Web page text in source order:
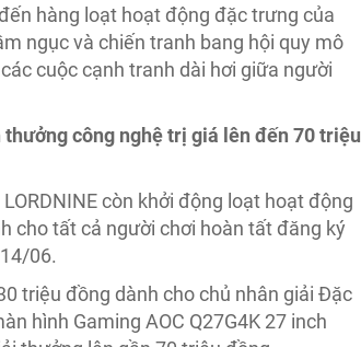
hàng loạt hoạt động đặc trưng của
ngục và chiến tranh bang hội quy mô
cuộc cạnh tranh dài hơi giữa người
công nghệ trị giá lên đến 70 triệu
còn khởi động loạt hoạt động
cho tất cả người chơi hoàn tất đăng ký
06.
triệu đồng dành cho chủ nhân giải Đặc
hình Gaming AOC Q27G4K 27 inch